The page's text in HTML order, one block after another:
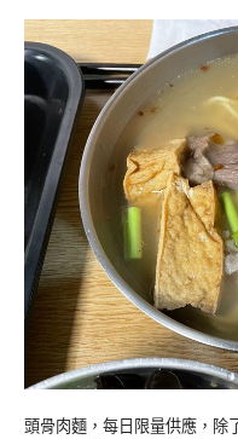
頭骨肉麵，每日限量供應，除